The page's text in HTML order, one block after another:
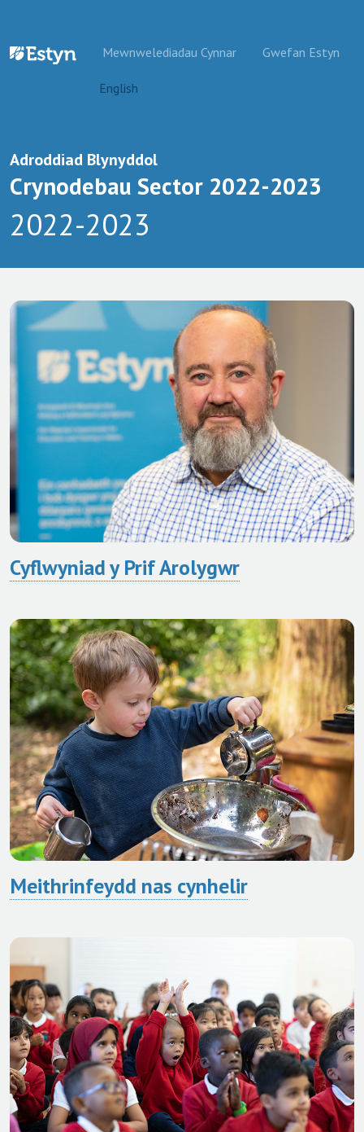
Mewnwelediadau Cynnar Gwefan Estyn
English
Adroddiad Blynyddol
Crynodebau Sector 2022-2023
2022-2023
Cyflwyniad y Prif Arolygwr
Meithrinfeydd nas cynhelir